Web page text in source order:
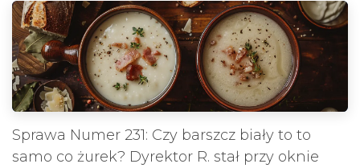
Sprawa Numer 231: Czy barszcz biały to to
samo co żurek? Dyrektor R. stał przy oknie